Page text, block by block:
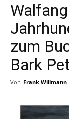
zum
Bark
Von Frank Willmann